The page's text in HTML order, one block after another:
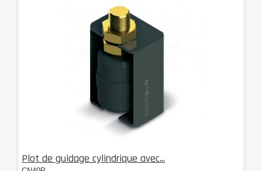
Plot de guidage cylindrique avec...